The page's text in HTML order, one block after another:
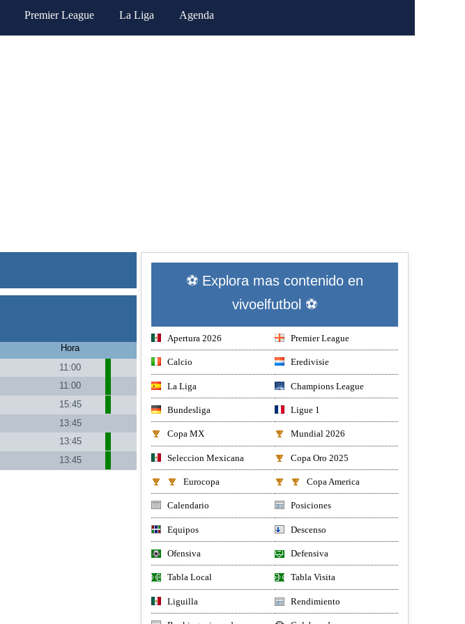
Premier League La Liga Agenda
Hora
11:00
11:00
15:45
13:45
13:45
13:45
⚽ Explora mas contenido en
vivoelfutbol ⚽
Apertura 2026 Premier League
Calcio Eredivisie
La Liga Champions League
Bundesliga Ligue 1
Copa MX Mundial 2026
Seleccion Mexicana Copa Oro 2025
Eurocopa Copa America
Calendario Posiciones
Equipos Descenso
Ofensiva Defensiva
Tabla Local Tabla Visita
Liguilla Rendimiento